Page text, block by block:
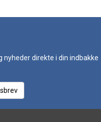
nyheder direkte i din indbakke